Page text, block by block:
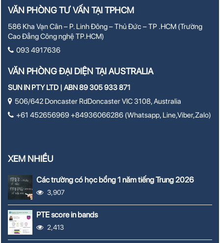
VĂN PHÒNG TƯ VẤN TẠI TPHCM
586 Kha Vạn Cân – P. Linh Đông – Thủ Đức – TP .HCM (Trường
Cao Đẳng Công nghệ TP.HCM)
093 4917636
VĂN PHÒNG ĐẠI DIỆN TẠI AUSTRALIA
SUN IN PTY LTD | ABN 89 305 933 871
506/642 Doncaster RdDoncaster VIC 3108, Australia
+61 452656969 +84936066286 (Whatsapp, Line,Viber,Zalo)
XEM NHIỀU
Các trường có học bổng 1 năm tiếng Trung 2026
3,907
PTE score in bands
2,413